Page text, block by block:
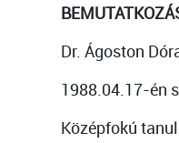
Dr. Ágoston
1988.04.17-én
Középfokú